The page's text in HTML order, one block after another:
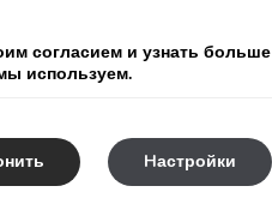
согласием и узнать больше
используем.
Hастройки